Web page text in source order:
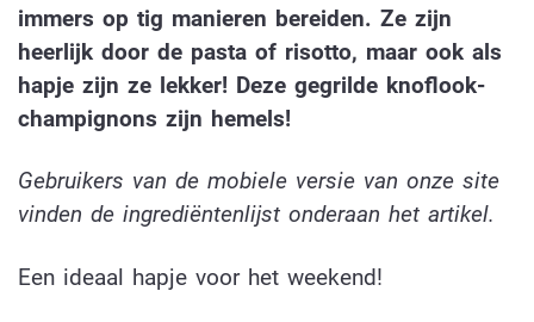
immers op tig manieren bereiden. Ze zijn
heerlijk door de pasta of risotto, maar ook als
hapje zijn ze lekker! Deze gegrilde knoflook-
champignons zijn hemels!
Gebruikers van de mobiele versie van onze site
vinden de ingrediëntenlijst onderaan het artikel.
Een ideaal hapje voor het weekend!